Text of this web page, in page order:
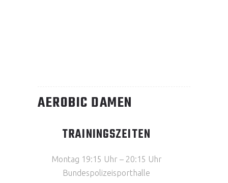
AEROBIC DAMEN
TRAININGSZEITEN
Montag 19:15 Uhr – 20:15 Uhr
Bundespolizeisporthalle